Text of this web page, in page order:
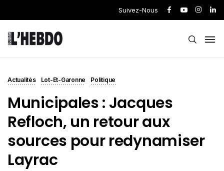
Suivez-Nous
Actualités Lot-Et-Garonne Politique
Municipales : Jacques
Refloch, un retour aux
sources pour redynamiser
Layrac